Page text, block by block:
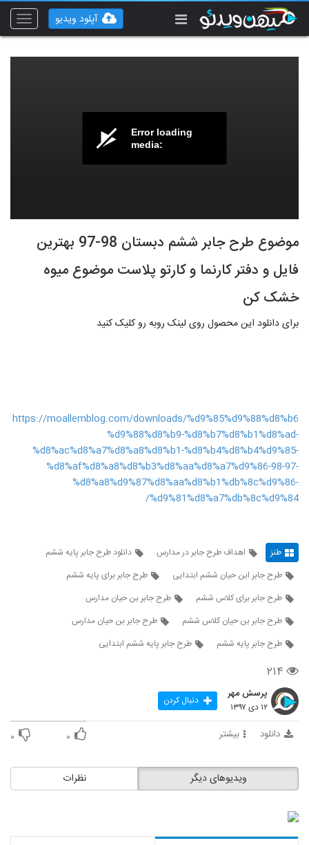
Toggle
آپلود ویدیو
Error loading
media:
موضوع طرح جابر ششم دبستان 98-97 بهترین
فایل و دفتر کارنما و کارتو پلاست موضوع میوه
خشک کن
برای دانلود این محصول روی لینک روبه رو کلیک کنید
https://moallemblog.com/downloads/%d9%85%d9%88%d8%b6
%d9%88%d8%b9-%d8%b7%d8%b1%d8%ad-
%d8%ac%d8%a7%d8%a8%d8%b1-%d8%b4%d8%b4%d9%85-
%d8%af%d8%a8%d8%b3%d8%aa%d8%a7%d9%86-98-97-
%d8%a8%d9%87%d8%aa%d8%b1%db%8c%d9%86-
%d9%81%d8%a7%db%8c%d9%84/
طنز اهداف طرح جابر در مدارس
دانلود طرح جابر پایه ششم
طرح جابر ابن حیان ششم ابتدایی
طرح جابر برای پایه ششم
طرح جابر برای کلاس ششم
طرح جابر بن حيان مدارس
طرح جابر بن حیان کلاس ششم
طرح جابر بن حیان مدارس
طرح جابر پایه ششم
طرح جابر پایه ششم ابتدایی
۲۱۴
پرسش مهر
۱۲ دی ۱۳۹۷ دنبال کردن
دانلود بیشتر ۰ ۰
نظرات ویدیوهای دیگر